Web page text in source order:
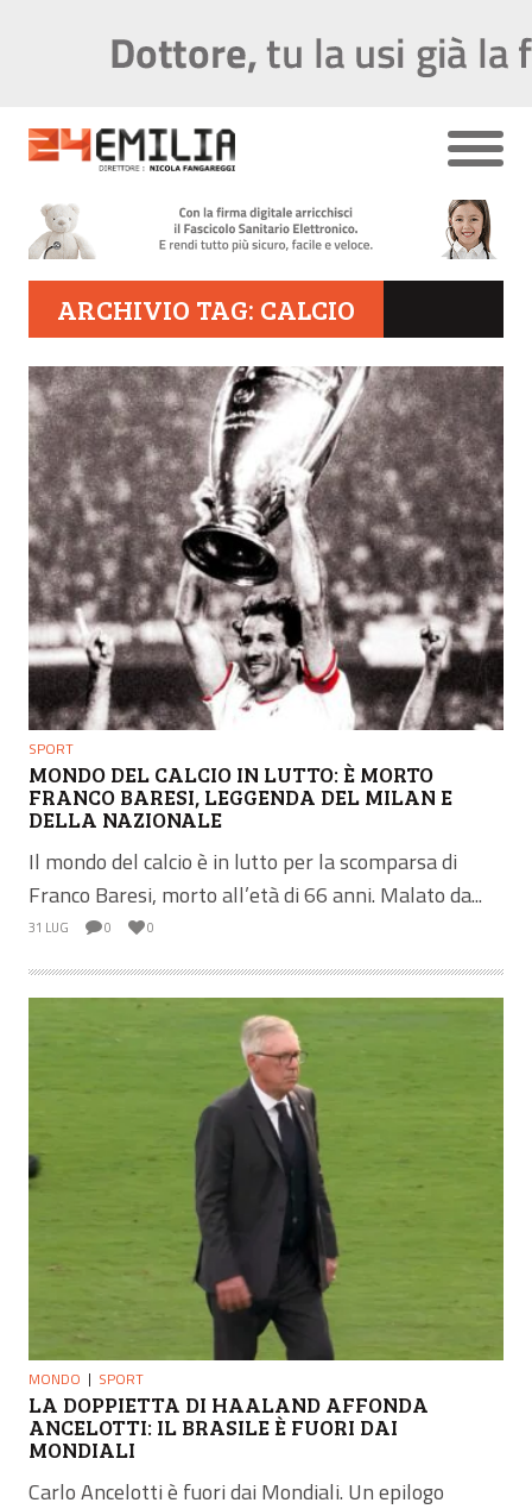
ARCHIVIO TAG: CALCIO
SPORT
MONDO DEL CALCIO IN LUTTO: È MORTO
FRANCO BARESI, LEGGENDA DEL MILAN E
DELLA NAZIONALE
Il mondo del calcio è in lutto per la scomparsa di
Franco Baresi, morto all’età di 66 anni. Malato da...
31 LUG 0 0
MONDO SPORT
LA DOPPIETTA DI HAALAND AFFONDA
ANCELOTTI: IL BRASILE È FUORI DAI
MONDIALI
Carlo Ancelotti è fuori dai Mondiali. Un epilogo